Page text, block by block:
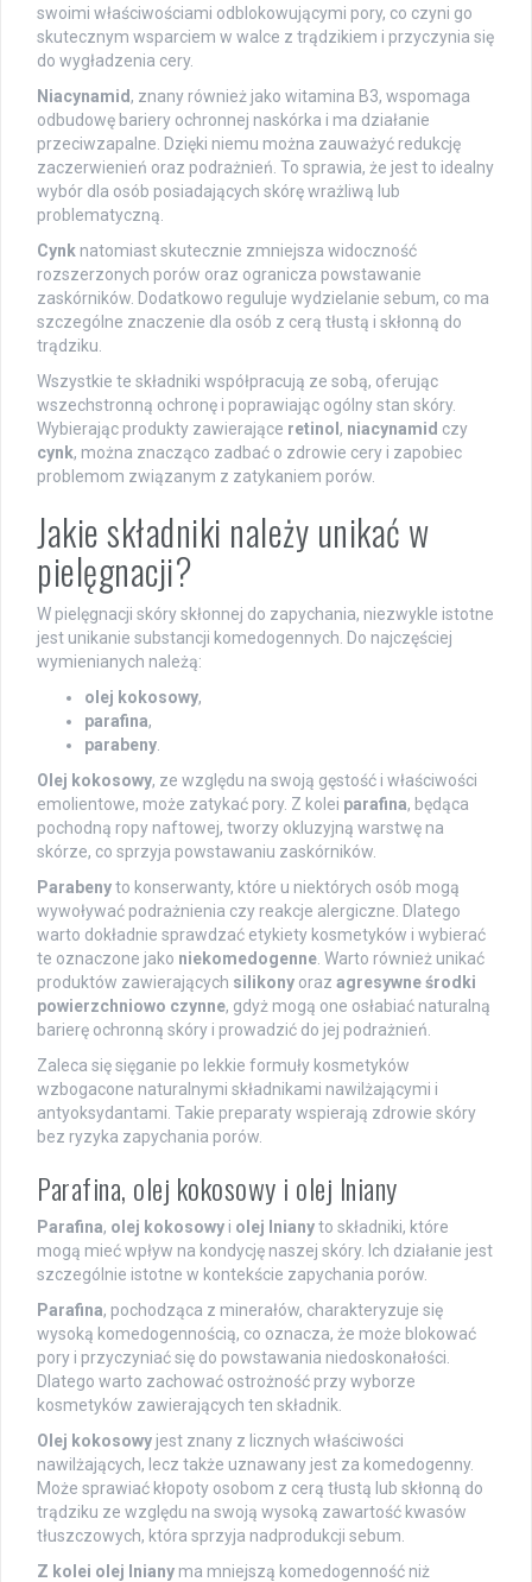
swoimi właściwościami odblokowującymi pory, co czyni go
skutecznym wsparciem w walce z trądzikiem i przyczynia się
do wygładzenia cery.
Niacynamid, znany również jako witamina B3, wspomaga
odbudowę bariery ochronnej naskórka i ma działanie
przeciwzapalne. Dzięki niemu można zauważyć redukcję
zaczerwienień oraz podrażnień. To sprawia, że jest to idealny
wybór dla osób posiadających skórę wrażliwą lub
problematyczną.
Cynk natomiast skutecznie zmniejsza widoczność
rozszerzonych porów oraz ogranicza powstawanie
zaskórników. Dodatkowo reguluje wydzielanie sebum, co ma
szczególne znaczenie dla osób z cerą tłustą i skłonną do
trądziku.
Wszystkie te składniki współpracują ze sobą, oferując
wszechstronną ochronę i poprawiając ogólny stan skóry.
Wybierając produkty zawierające retinol, niacynamid czy
cynk, można znacząco zadbać o zdrowie cery i zapobiec
problemom związanym z zatykaniem porów.
Jakie składniki należy unikać w
pielęgnacji?
W pielęgnacji skóry skłonnej do zapychania, niezwykle istotne
jest unikanie substancji komedogennych. Do najczęściej
wymienianych należą:
olej kokosowy,
parafina,
parabeny
Olej kokosowy, ze względu na swoją gęstość i właściwości
emolientowe, może zatykać pory. Z kolei parafina, będąca
pochodną ropy naftowej, tworzy okluzyjną warstwę na
skórze, co sprzyja powstawaniu zaskórników.
Parabenyto konserwanty, które u niektórych osób mogą
wywoływać podrażnienia czy reakcje alergiczne. Dlatego
warto dokładnie sprawdzać etykiety kosmetyków i wybierać
te oznaczone jako niekomedogenne . Warto również unikać
produktów zawierających silikony oraz agresywne środki
powierzchniowo czynne, gdyż mogą one osłabiać naturalną
barierę ochronną skóry i prowadzić do jej podrażnień.
Zaleca się sięganie po lekkie formuły kosmetyków
wzbogacone naturalnymi składnikami nawilżającymi i
antyoksydantami. Takie preparaty wspierają zdrowie skóry
bez ryzyka zapychania porów.
Parafina, olej kokosowy i olej lniany
Parafina, olej kokosowy i olej lnianyto składniki, które
mogą mieć wpływ na kondycję naszej skóry. Ich działanie jest
szczególnie istotne w kontekście zapychania porów.
Parafina, pochodząca z minerałów, charakteryzuje się
wysoką komedogennością, co oznacza, że może blokować
pory i przyczyniać się do powstawania niedoskonałości.
Dlatego warto zachować ostrożność przy wyborze
kosmetyków zawierających ten składnik.
Olej kokosowy jest znany z licznych właściwości
nawilżających, lecz także uznawany jest za komedogenny.
Może sprawiać kłopoty osobom z cerą tłustą lub skłonną do
trądziku ze względu na swoją wysoką zawartość kwasów
tłuszczowych, która sprzyja nadprodukcji sebum.
Z kolei olej lniany ma mniejszą komedogenność niż